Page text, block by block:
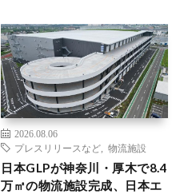
2026.08.06
プレスリリースなど
物流施設
日本GLPが神奈川・厚木で8.4
万㎡の物流施設完成、日本エ